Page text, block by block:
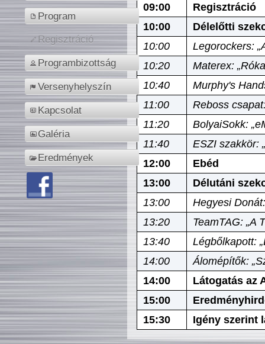
Program
Regisztráció
Programbizottság
Versenyhelyszín
Kapcsolat
Galéria
Eredmények
09:00
Regisztráció
10:00
Délelőtti
10:00
Legorockers:
10:20
Materex:
10:40
Murphy's
11:00
Reboss
11:20
BolyaiSokk:
11:40
ESZI szakkör:
12:00
Ebéd
13:00
Délutáni
13:00
Hegyesi
13:20
TeamTAG: „A
13:40
Légbőlkapott:
14:00
Álomépítők:
14:00
Látogatás az
15:00
15:30
Igény szerint